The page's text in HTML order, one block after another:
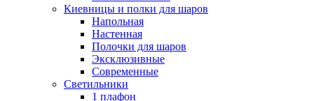
Киевницы и полки для шаров
Напольная
Настенная
Полочки для шаров
Эксклюзивные
Современные
Светильники
1 плафон